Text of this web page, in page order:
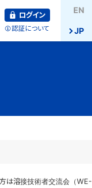
ログイン
認証について
EN
JP
は溶接技術者交流会（WE-